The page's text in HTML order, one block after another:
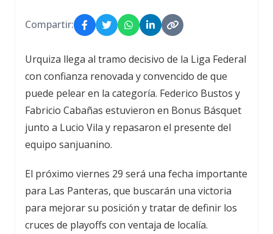
Compartir:
Urquiza llega al tramo decisivo de la Liga Federal
con confianza renovada y convencido de que
puede pelear en la categoría. Federico Bustos y
Fabricio Cabañas estuvieron en Bonus Básquet
junto a Lucio Vila y repasaron el presente del
equipo sanjuanino.
El próximo viernes 29 será una fecha importante
para Las Panteras, que buscarán una victoria
para mejorar su posición y tratar de definir los
cruces de playoffs con ventaja de localía.